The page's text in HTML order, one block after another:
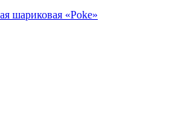
шариковая «Poke»